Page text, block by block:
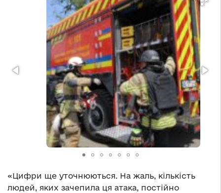
«Цифри ще уточнюються. На жаль, кількість
людей, яких зачепила ця атака, постійно